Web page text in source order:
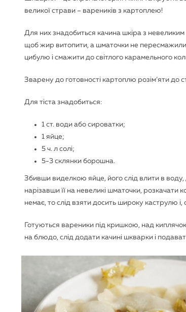
великої страви – вареників з картоплею!
Для них знадобиться качина шкіра з
щоб жир витопити, а шматочки не
цибулю і смажити до світлого карамельного
Зварену до готовності картоплю розім’яти до
Для тіста знадобиться:
1 ст. води або сироватки;
1 яйце;
5 ч. л солі;
5-3 склянки борошна.
Збивши виделкою яйце, його слід влити в воду,
нарізавши її на невеликі шматочки, розкачати
немає, то слід взяти досить широку каструлю
Готуються вареники під кришкою, над
на блюдо, слід додати качині шкварки і